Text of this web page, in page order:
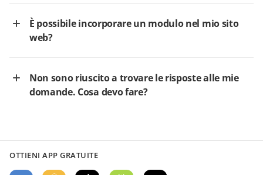
È possibile incorporare un modulo nel mio sito
web?
Non sono riuscito a trovare le risposte alle mie
domande. Cosa devo fare?
OTTIENI APP GRATUITE